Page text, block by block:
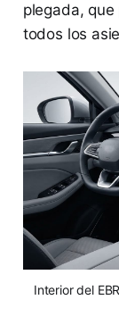
plegada,
todos los
Interior del